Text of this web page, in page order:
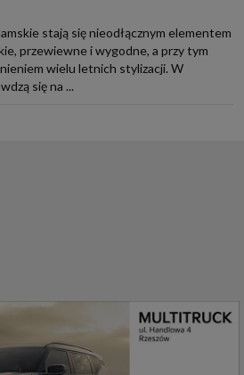
stają się nieodłącznym elementem
przewiewne i wygodne, a przy tym
wielu letnich stylizacji. W
się na ...